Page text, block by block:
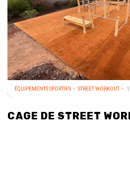
ÉQUIPEMENTS SPORTIFS STREET WORKOUT
CAGE DE STREET